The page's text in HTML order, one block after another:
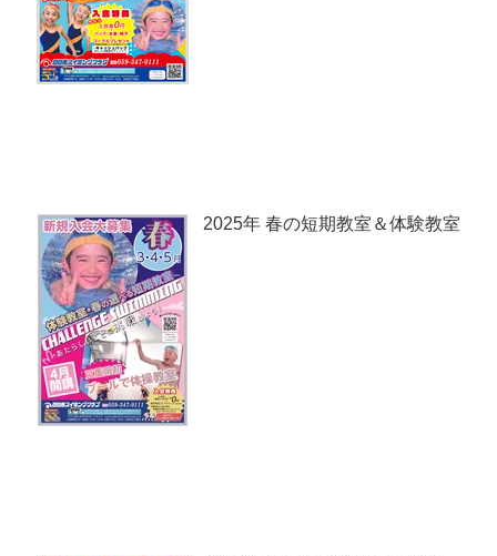
2025年 春の短期教室＆体験教室